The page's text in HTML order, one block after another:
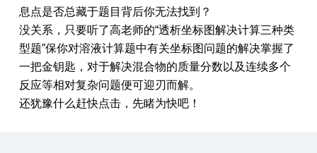
息点是否总藏于题目背后你无法找到？
没关系，只要听了高老师的“透析坐标图解决计算三种类
型题”保你对溶液计算题中有关坐标图问题的解决掌握了
一把金钥匙，对于解决混合物的质量分数以及连续多个
反应等相对复杂问题便可迎刃而解。
还犹豫什么赶快点击，先睹为快吧！